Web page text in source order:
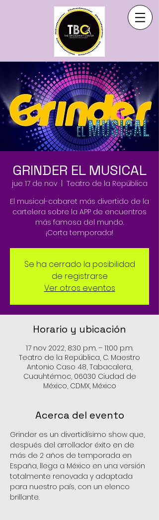
GRINDER EL MUSICAL
jue 17 de nov
  |
Teatro de la República
El musical-cabaret más divertido de la
cartelera sobre la APP de encuentros
más famosa del mundo.
¡Corta temporada!
Se ha cerrado la posibilidad
de registrarse
Ver otros eventos
Horario y ubicación
17 nov 2022, 8:30 p.m. – 11:00 p.m.
Teatro de la República, C. Maestro
Antonio Caso 48, Tabacalera,
Cuauhtémoc, 06030 Ciudad de
México, CDMX, México
Acerca del evento
Grinder es un divertidísimo show que,
después del arrollador éxito en de
más de 2 años de temporada en
España, llega a México en una versión
totalmente renovada y adaptada
para nuestro país, con un elenco
brillante.